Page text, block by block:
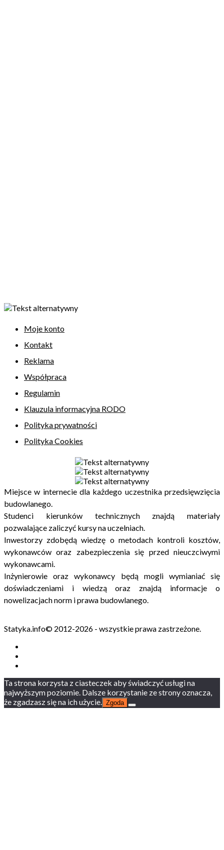
Moje konto
Kontakt
Reklama
Współpraca
Regulamin
Klauzula informacyjna RODO
Polityka prywatności
Polityka Cookies
Miejsce w internecie dla każdego uczestnika przedsięwzięcia
budowlanego.
Studenci kierunków technicznych znajdą materiały
pozwalające zaliczyć kursy na uczelniach.
Inwestorzy zdobędą wiedzę o metodach kontroli kosztów,
wykonawców oraz zabezpieczenia się przed nieuczciwymi
wykonawcami.
Inżynierowie oraz wykonawcy będą mogli wymianiać się
doświadczeniami i wiedzą oraz znajdą informacje o
nowelizacjach norm i prawa budowlanego.
Statyka.info© 2012-2026 - wszystkie prawa zastrzeżone.
Ta strona korzysta z ciasteczek aby świadczyć usługi na
najwyższym poziomie. Dalsze korzystanie ze strony oznacza,
że zgadzasz się na ich użycie. Zgoda